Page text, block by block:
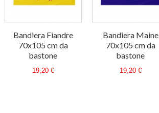
Bandiera Fiandre
70x105 cm da
bastone
19,20 €
Bandiera Maine
70x105 cm da
bastone
19,20 €